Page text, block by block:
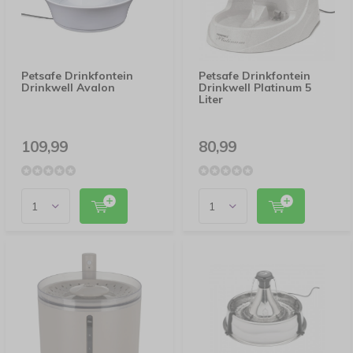
Petsafe Drinkfontein
Drinkwell Avalon
109,99
Petsafe Drinkfontein
Drinkwell Platinum 5
Liter
80,99